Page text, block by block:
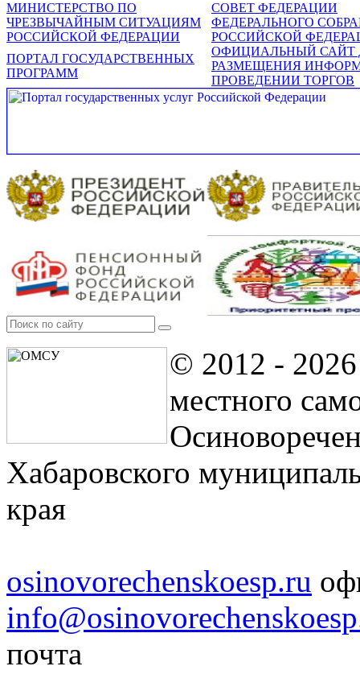
МИНИСТЕРСТВО ПО
ЧРЕЗВЫЧАЙНЫМ СИТУАЦИЯМ
РОССИЙСКОЙ ФЕДЕРАЦИИ
СОВЕТ ФЕДЕРАЦИИ
ФЕДЕРАЛЬНОГО
РОССИЙСКОЙ
ПОРТАЛ ГОСУДАРСТВЕННЫХ
ПРОГРАММ
ОФИЦИАЛЬНЫЙ САЙТ
РАЗМЕЩЕНИЯ
ПРОВЕДЕНИИ ТОРГОВ
© 2012 -
местного
Хабаровского
края
osinovorechenskoesp.ru
почта